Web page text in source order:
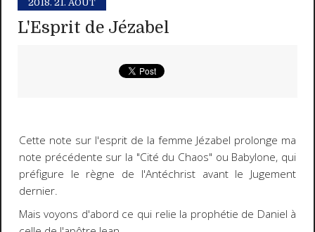
2018. 21. AOÛT
L'Esprit de Jézabel
Cette note sur l'esprit de la femme Jézabel prolonge ma
note précédente sur la "Cité du Chaos" ou Babylone, qui
préfigure le règne de l'Antéchrist avant le Jugement
dernier.
Mais voyons d'abord ce qui relie la prophétie de Daniel à